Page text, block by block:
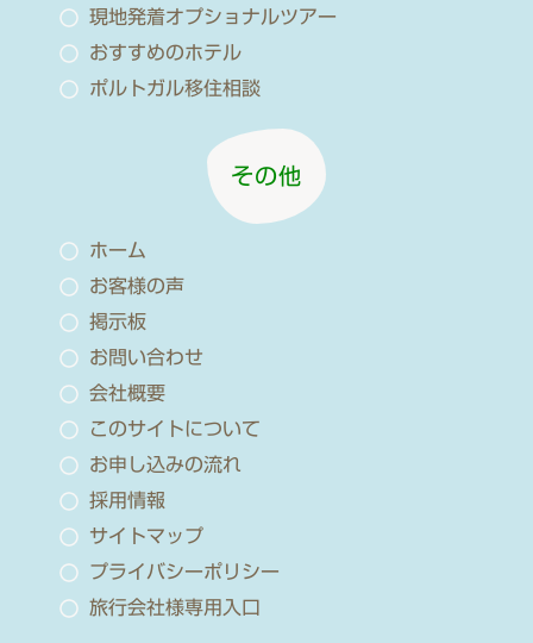
現地発着オプショナルツアー
おすすめのホテル
ポルトガル移住相談
その他
ホーム
お客様の声
掲示板
お問い合わせ
会社概要
このサイトについて
お申し込みの流れ
採用情報
サイトマップ
プライバシーポリシー
旅行会社様専用入口